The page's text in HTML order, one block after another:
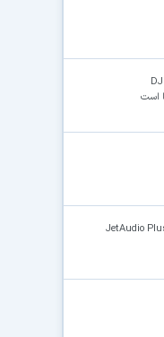
JetAudio